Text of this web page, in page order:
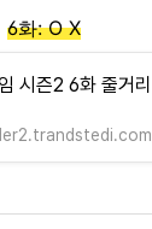
6화: O X